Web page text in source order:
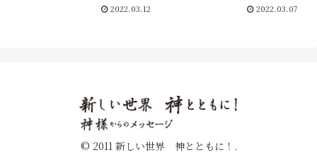
2022.03.12 2022.03.07
© 2011 新しい世界 神とともに！.